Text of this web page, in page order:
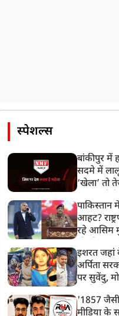
लेकर पुलिस ने धरना
स्पेशल्स
बांकीपुर में
सदमे में
‘खेला’ तो
पाकिस्तान
आहट?
रहे आसिम
बनाया
इशरत
अर्पिता
पर सुवेंदु,
बड़ा एक्शन!
'1857 जैसी
मीडिया के